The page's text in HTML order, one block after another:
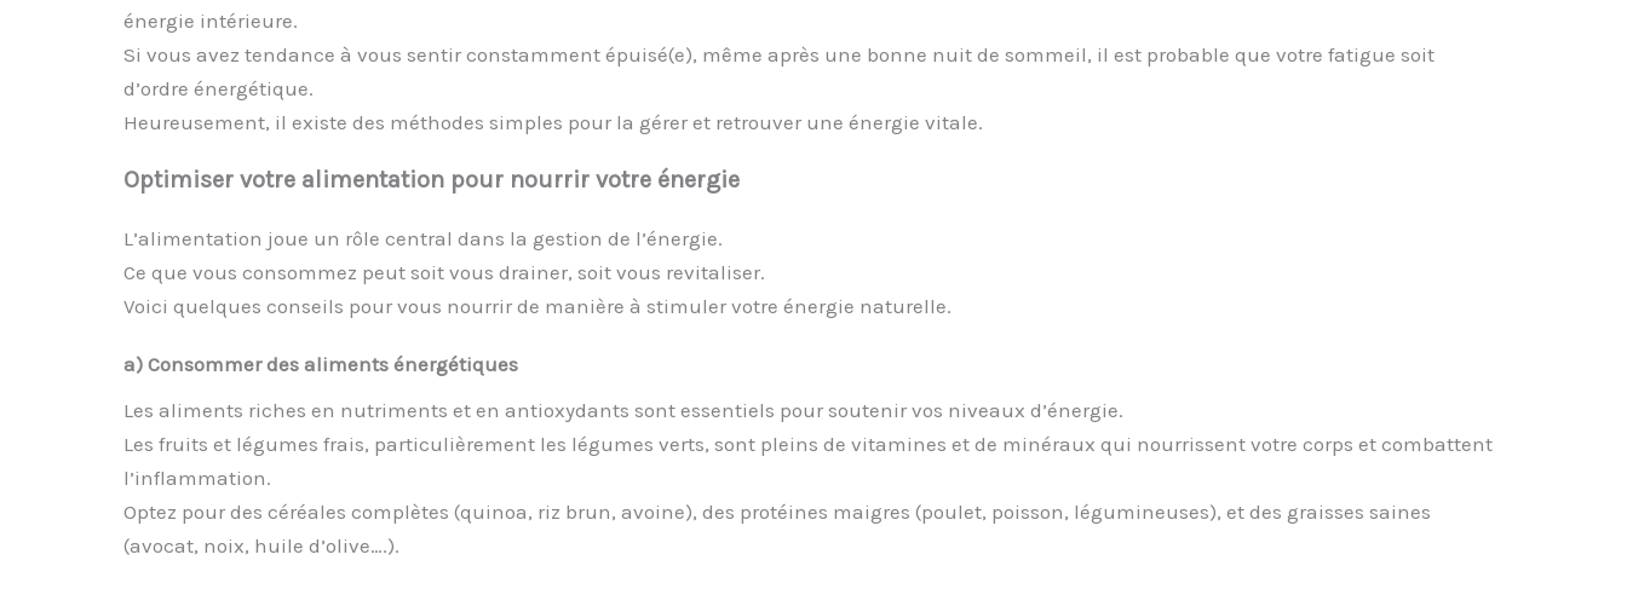
énergie intérieure.
Si vous avez tendance à vous sentir constamment épuisé(e), même après une bonne nuit de sommeil, il est probable que votre fatigue soit
d’ordre énergétique.
Heureusement, il existe des méthodes simples pour la gérer et retrouver une énergie vitale.
Optimiser votre alimentation pour nourrir votre énergie
L’alimentation joue un rôle central dans la gestion de l’énergie.
Ce que vous consommez peut soit vous drainer, soit vous revitaliser.
Voici quelques conseils pour vous nourrir de manière à stimuler votre énergie naturelle.
a) Consommer des aliments énergétiques
Les aliments riches en nutriments et en antioxydants sont essentiels pour soutenir vos niveaux d’énergie.
Les fruits et légumes frais, particulièrement les légumes verts, sont pleins de vitamines et de minéraux qui nourrissent votre corps et combattent
l’inflammation.
Optez pour des céréales complètes (quinoa, riz brun, avoine), des protéines maigres (poulet, poisson, légumineuses), et des graisses saines
(avocat, noix, huile d’olive….).